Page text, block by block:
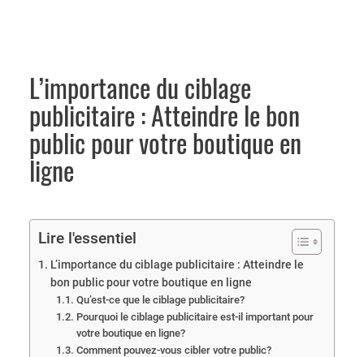
L’importance du ciblage
publicitaire : Atteindre le bon
public pour votre boutique en
ligne
Lire l'essentiel
L’importance du ciblage publicitaire : Atteindre le
bon public pour votre boutique en ligne
Qu’est-ce que le ciblage publicitaire?
Pourquoi le ciblage publicitaire est-il important pour
votre boutique en ligne?
Comment pouvez-vous cibler votre public?